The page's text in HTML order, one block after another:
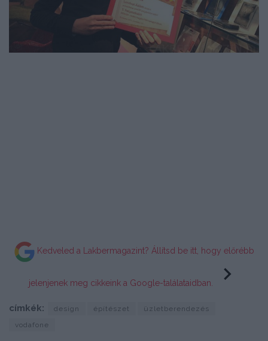
Kedveled a Lakbermagazint? Állítsd be itt, hogy előrébb
jelenjenek meg cikkeink a Google-találataidban.
címkék: design építészet
üzletberendezés
vodafone